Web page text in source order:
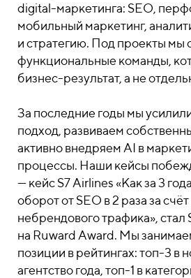
digital-маркетинга: SEO,
мобильный маркетинг,
и стратегию. Под проекты мы
функциональные команды,
бизнес-результат, а не
За последние годы мы
подход, развиваем
активно внедряем AI в
процессы. Наши кейсы
— кейс S7 Airlines «Как за 3
оборот от SEO в 2 раза за
небрендового трафика», стал
на Ruward Award. Мы
позиции в рейтингах: топ-3 в
агентство года, топ-1 в